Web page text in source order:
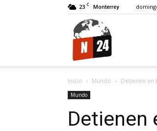
23 C Monterrey
Inicio Mundo Detienen en
Mundo
Detienen